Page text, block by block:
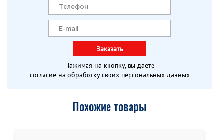
Заказать
Нажимая на кнопку, вы даете
согласие на обработку своих персональных данных
Похожие товары